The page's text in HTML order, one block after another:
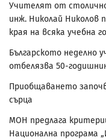
Учителят от
инж. Николай Николов
края на всяка учебна
Българското неделно
отбелязва 50-
Приобщаването
сърца
МОН предлага
Национална програма